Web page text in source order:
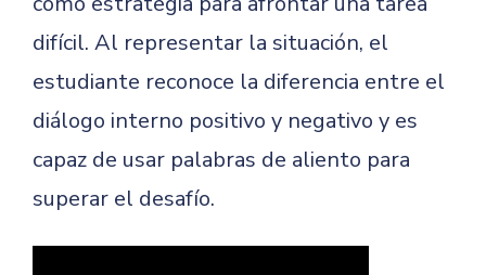
difícil. Al representar la situación, el
estudiante reconoce la diferencia entre el
diálogo interno positivo y negativo y es
capaz de usar palabras de aliento para
superar el desafío.